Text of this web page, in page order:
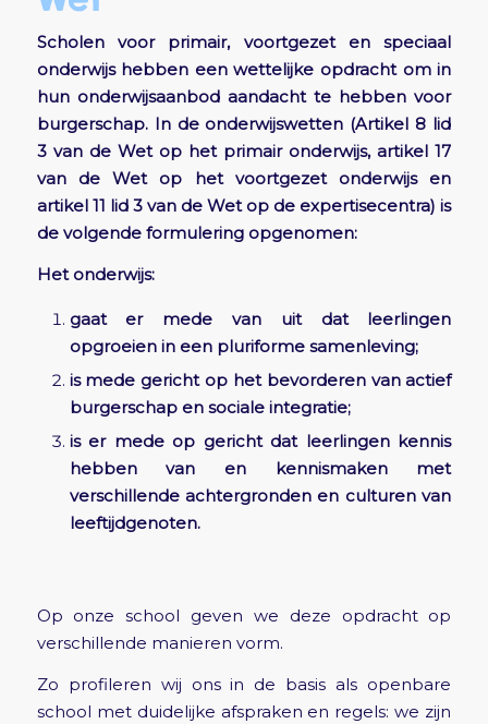
Scholen voor primair, voortgezet en speciaal
onderwijs hebben een wettelijke opdracht om in
hun onderwijsaanbod aandacht te hebben voor
burgerschap. In de onderwijswetten (Artikel 8 lid
3 van de Wet op het primair onderwijs, artikel 17
van de Wet op het voortgezet onderwijs en
artikel 11 lid 3 van de Wet op de expertisecentra) is
de volgende formulering opgenomen:
Het onderwijs:
gaat er mede van uit dat leerlingen
opgroeien in een pluriforme samenleving;
is mede gericht op het bevorderen van actief
burgerschap en sociale integratie;
is er mede op gericht dat leerlingen kennis
hebben van en kennismaken met
verschillende achtergronden en culturen van
leeftijdgenoten.
Op onze school geven we deze opdracht op
verschillende manieren vorm.
Zo profileren wij ons in de basis als openbare
school met duidelijke afspraken en regels: we zijn